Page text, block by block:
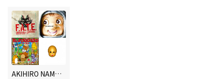
AKIHIRO NAMBA (Hi-STANDARD / NAMBA69) X TAKESHI UEDA (AA=)が好きなら聴いてほしいアーティスト10選